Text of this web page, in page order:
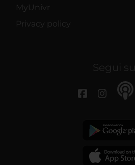
MyUnivr
Privacy policy
Segui su